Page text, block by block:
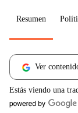
Resumen
Ver
Estás viendo una